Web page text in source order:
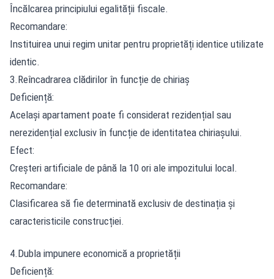
Încălcarea principiului egalității fiscale.
Recomandare:
Instituirea unui regim unitar pentru proprietăți identice utilizate
identic.
3.Reîncadrarea clădirilor în funcție de chiriaș
Deficiență:
Același apartament poate fi considerat rezidențial sau
nerezidențial exclusiv în funcție de identitatea chiriașului.
Efect:
Creșteri artificiale de până la 10 ori ale impozitului local.
Recomandare:
Clasificarea să fie determinată exclusiv de destinația și
caracteristicile construcției.
4.Dubla impunere economică a proprietății
Deficiență: